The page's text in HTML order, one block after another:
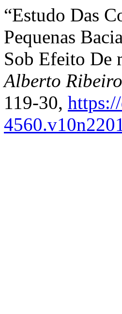
“Estudo Das
Pequenas
Sob Efeito De
Alberto
119-30,